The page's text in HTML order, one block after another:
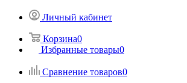
Личный кабинет
Корзина0
Избранные товары0
Сравнение товаров0